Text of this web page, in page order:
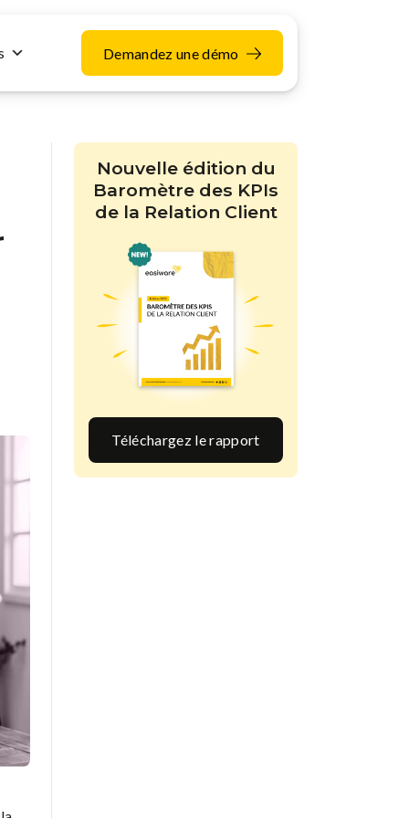
Demandez une démo
Nouvelle édition du
Baromètre des KPIs
de la Relation Client
Téléchargez le rapport